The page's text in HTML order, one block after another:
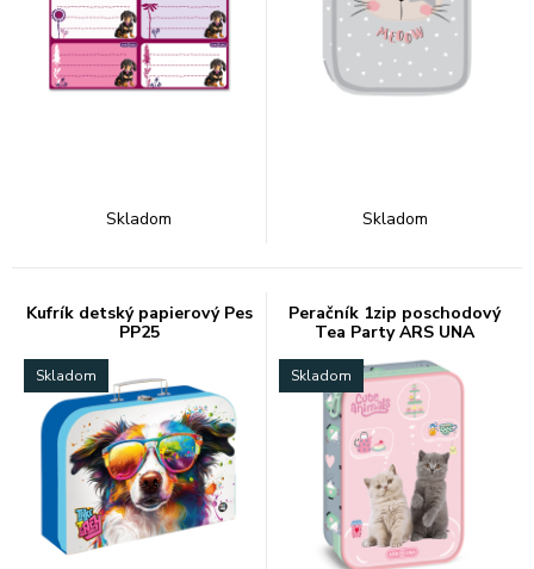
Skladom Skladom
Kufrík detský papierový Pes
PP25
Skladom
Peračník 1zip poschodový
Tea Party ARS UNA
Skladom